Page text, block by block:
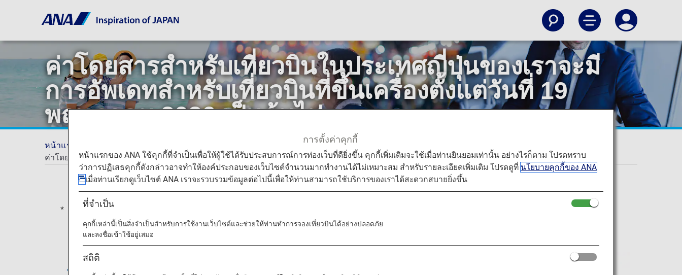
ค่าโดยสารสำหรับเที่ยวบินในประเทศญี่ปุ่นของเราจะมี
การอัพเดทสำหรับเที่ยวบินที่ขึ้นเครื่องตั้งแต่วันที่ 19
พฤษภาคม 2026 เป็นต้นไป
หน้าแรก
ค่าโดยสารสำหรับเที่ยวบินในประเทศญี่ปุ่นของเราจะมีการอัพเดทสำหรับเที่ยวบินที่ขึ้นเครื่องตั้งแต่วันที่ 19 พฤษภาคม 2026 เป็นต้นไป
การขายจะเริ่มในวันที่ 29 พฤษภาคม 2025 (ตั้งแต่เวลา 9:00 น. ตามเวลาญี่ปุ่น)
การตั้งค่าคุกกี้
หน้าแรกของ ANA ใช้คุกกี้ที่จำเป็นเพื่อให้ผู้ใช้ได้รับประสบการณ์การท่องเว็บที่ดียิ่งขึ้น คุกกี้เพิ่มเติมจะใช้เมื่อท่านยินยอมเท่านั้น อย่างไรก็ตาม โปรดทราบ
ว่าการปฏิเสธคุกกี้ดังกล่าวอาจทำให้องค์ประกอบของเว็บไซต์จำนวนมากทำงานได้ไม่เหมาะสม สำหรับรายละเอียดเพิ่มเติม โปรดดูที่ นโยบายคุกกี้ของ ANA
เมื่อท่านเรียกดูเว็บไซต์ ANA เราจะรวบรวมข้อมูลต่อไปนี้เพื่อให้ท่านสามารถใช้บริการของเราได้สะดวกสบายยิ่งขึ้น
ที่จำเป็น
คุกกี้เหล่านี้เป็นสิ่งจำเป็นสำหรับการใช้งานเว็บไซต์และช่วยให้ท่านทำการจองเที่ยวบินได้อย่างปลอดภัย
และลงชื่อเข้าใช้อยู่เสมอ
สถิติ